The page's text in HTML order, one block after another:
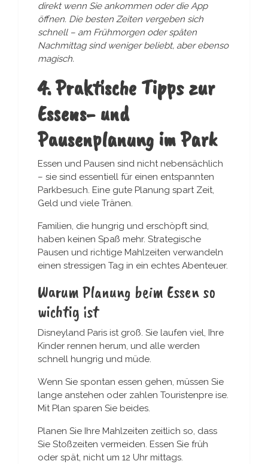
direkt wenn Sie ankommen oder die App
öffnen. Die besten Zeiten vergeben sich
schnell – am Frühmorgen oder späten
Nachmittag sind weniger beliebt, aber ebenso
magisch.
4. Praktische Tipps zur
Essens- und
Pausenplanung im Park
Essen und Pausen sind nicht nebensächlich
– sie sind essentiell für einen entspannten
Parkbesuch. Eine gute Planung spart Zeit,
Geld und viele Tränen.
Familien, die hungrig und erschöpft sind,
haben keinen Spaß mehr. Strategische
Pausen und richtige Mahlzeiten verwandeln
einen stressigen Tag in ein echtes Abenteuer.
Warum Planung beim Essen so
wichtig ist
Disneyland Paris ist groß. Sie laufen viel, Ihre
Kinder rennen herum, und alle werden
schnell hungrig und müde.
Wenn Sie spontan essen gehen, müssen Sie
lange anstehen oder zahlen Touristenpre ise.
Mit Plan sparen Sie beides.
Planen Sie Ihre Mahlzeiten zeitlich so, dass
Sie Stoßzeiten vermeiden. Essen Sie früh
oder spät, nicht um 12 Uhr mittags.